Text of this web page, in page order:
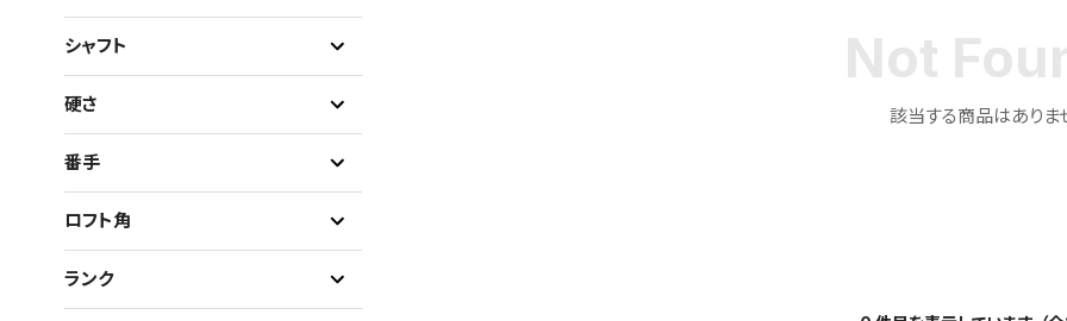
該当する商品はありま
シャフト
硬さ
番手
ロフト角
ランク